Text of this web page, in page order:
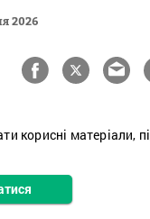
2026
корисні матеріали,